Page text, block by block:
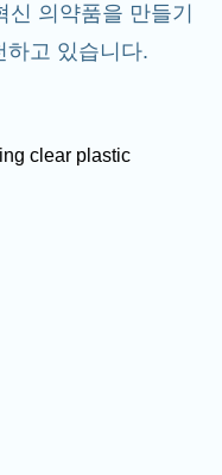
의약품을 만들기
하고 있습니다.